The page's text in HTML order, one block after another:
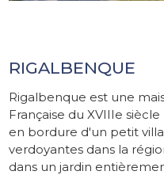
RIGALBENQUE
Rigalbenque est une
Française du XVIIIe
en bordure d'un petit
verdoyantes dans la
dans un jardin